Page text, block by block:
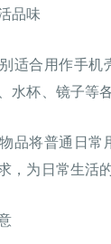
品味
适合用作手
水杯、镜子等
品将普通日
，为日常生活